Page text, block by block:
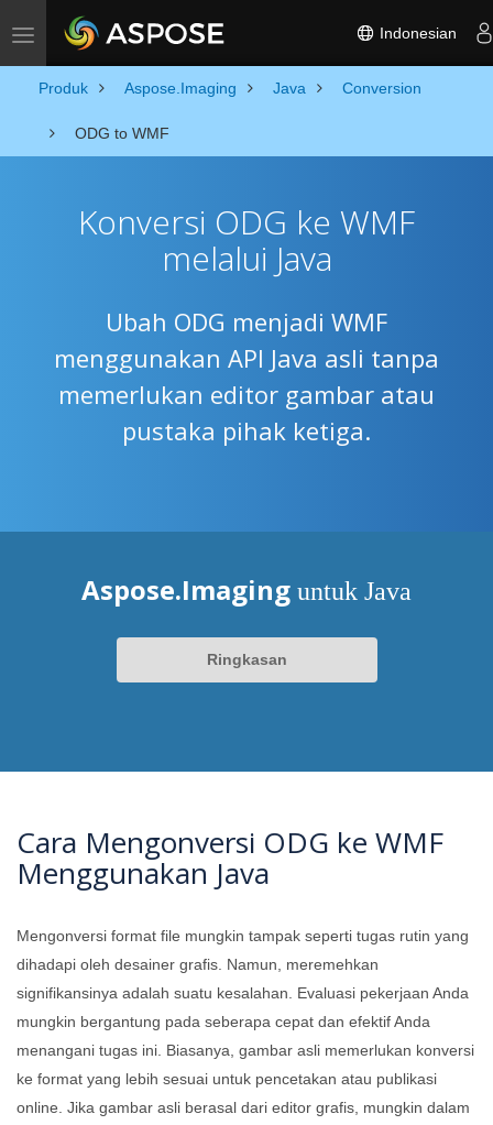
Toggle navigation Indonesian
Produk Aspose.Imaging Java Conversion
ODG to WMF
Konversi ODG ke WMF
melalui Java
Ubah ODG menjadi WMF
menggunakan API Java asli tanpa
memerlukan editor gambar atau
pustaka pihak ketiga.
Aspose.Imaging untuk Java
Ringkasan
Cara Mengonversi ODG ke WMF
Menggunakan Java
Mengonversi format file mungkin tampak seperti tugas rutin yang
dihadapi oleh desainer grafis. Namun, meremehkan
signifikansinya adalah suatu kesalahan. Evaluasi pekerjaan Anda
mungkin bergantung pada seberapa cepat dan efektif Anda
menangani tugas ini. Biasanya, gambar asli memerlukan konversi
ke format yang lebih sesuai untuk pencetakan atau publikasi
online. Jika gambar asli berasal dari editor grafis, mungkin dalam